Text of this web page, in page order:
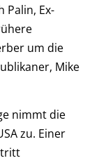
Palin, Ex-
um die
Mike
nimmt die
zu. Einer
tritt